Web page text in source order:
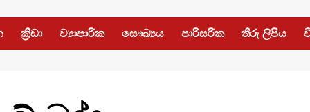
ක්‍රීඩා ව්‍යාපාරික සෞඛ්‍යය පාරිසරික තීරු ලිපිය